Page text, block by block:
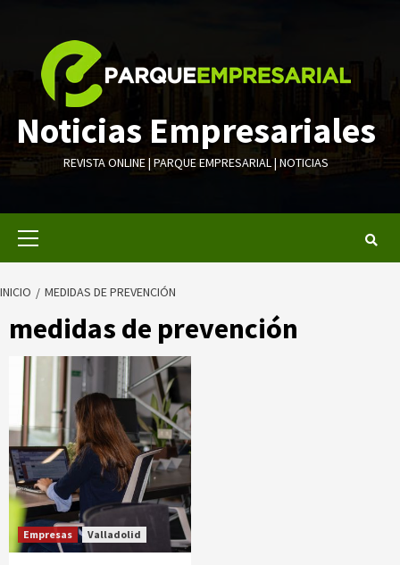
contenido
Noticias Empresariales
REVISTA ONLINE | PARQUE EMPRESARIAL | NOTICIAS
INICIO MEDIDAS DE PREVENCIÓN
medidas de prevención
Empresas Valladolid